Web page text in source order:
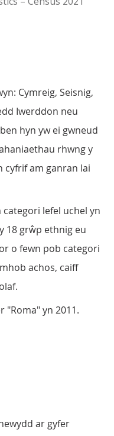
Cymreig, Seisnig,
Iwerddon neu
hyn yw ei gwneud
rhwng y
cyfrif am ganran lai
lefel uchel yn
18 grŵp ethnig eu
o fewn pob categori
achos, caiff
"Roma" yn 2011.
ar gyfer